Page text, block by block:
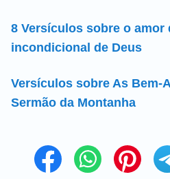
8 Versículos sobre o amor
incondicional de Deus
Versículos sobre As Bem-
Sermão da Montanha